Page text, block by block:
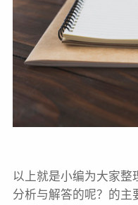
以上就是小编为大家整
分析与解答的呢？的主